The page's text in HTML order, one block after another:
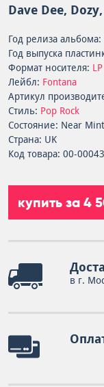
Dave Dee,
Год релиза альбома:
Год выпуска
Формат носителя: LP
Лейбл: Fontana
Артикул
Стиль: Pop Rock
Состояние: Near Mint
Страна: UK
Код товара: 00-
купить за 4
в г.